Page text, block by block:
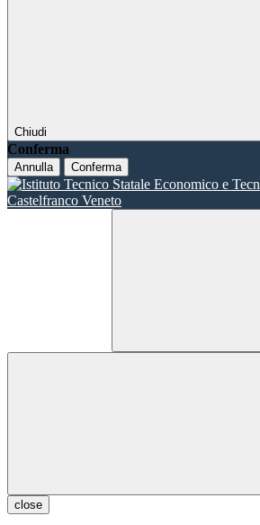
Chiudi
Conferma
Annulla Conferma
close